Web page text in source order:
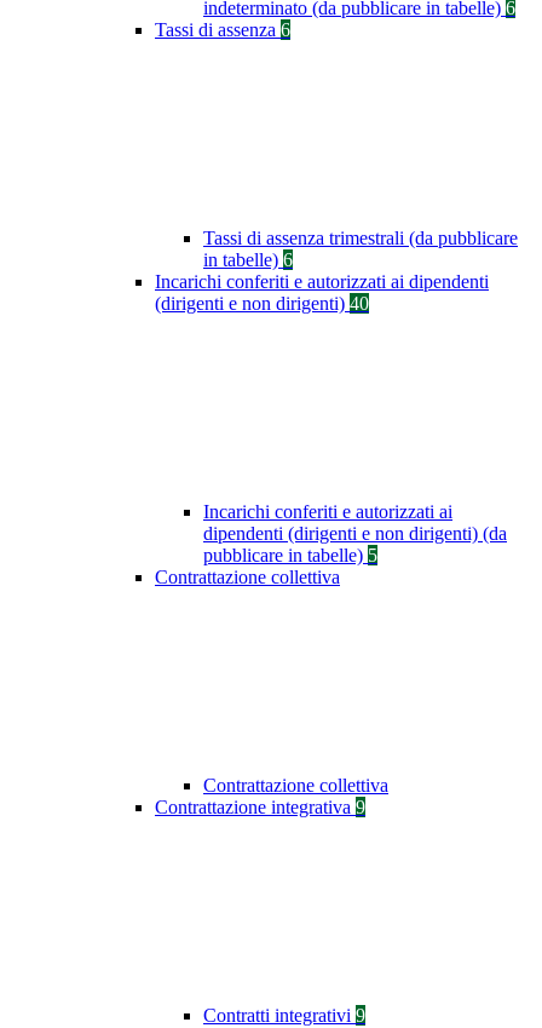
indeterminato (da pubblicare in tabelle) 6
Tassi di assenza 6
Tassi di assenza trimestrali (da pubblicare
in tabelle) 6
Incarichi conferiti e autorizzati ai dipendenti
(dirigenti e non dirigenti) 40
Incarichi conferiti e autorizzati ai
dipendenti (dirigenti e non dirigenti) (da
pubblicare in tabelle) 5
Contrattazione collettiva
Contrattazione collettiva
Contrattazione integrativa 9
Contratti integrativi 9